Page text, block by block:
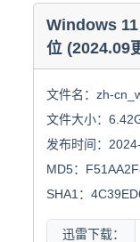
Windows 11
位 (2024.09
文件名：zh-
文件大小：
发布时间：
MD5：
SHA1：
迅雷下载：